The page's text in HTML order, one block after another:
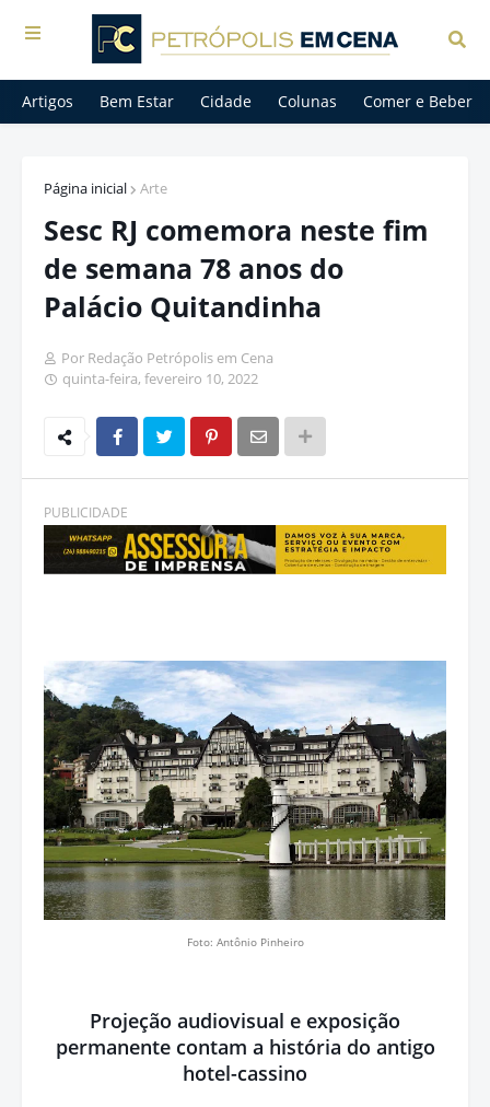
Artigos Bem Estar Cidade Colunas Comer e Beber
Página inicial Arte
Sesc RJ comemora neste fim
de semana 78 anos do
Palácio Quitandinha
Por Redação Petrópolis em Cena
quinta-feira, fevereiro 10, 2022
PUBLICIDADE
Foto: Antônio Pinheiro
Projeção audiovisual e exposição
permanente contam a história do antigo
hotel-cassino